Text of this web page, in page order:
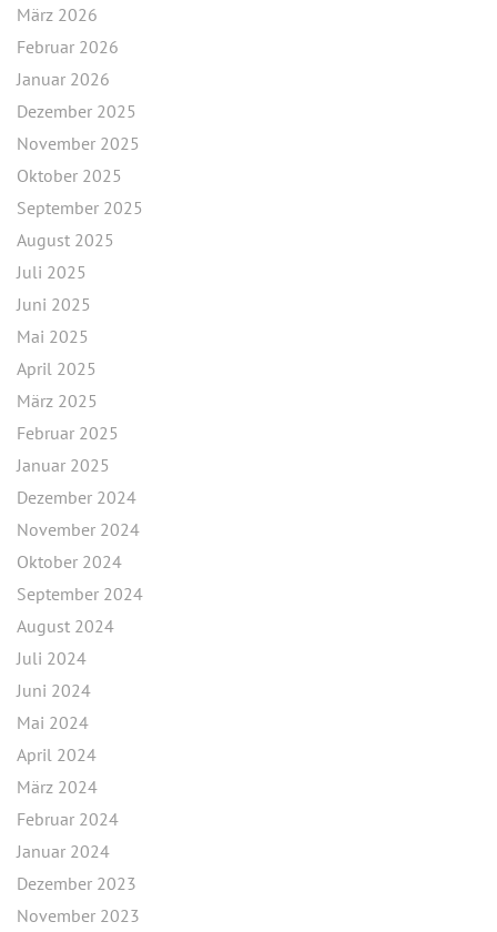
März 2026
Februar 2026
Januar 2026
Dezember 2025
November 2025
Oktober 2025
September 2025
August 2025
Juli 2025
Juni 2025
Mai 2025
April 2025
März 2025
Februar 2025
Januar 2025
Dezember 2024
November 2024
Oktober 2024
September 2024
August 2024
Juli 2024
Juni 2024
Mai 2024
April 2024
März 2024
Februar 2024
Januar 2024
Dezember 2023
November 2023